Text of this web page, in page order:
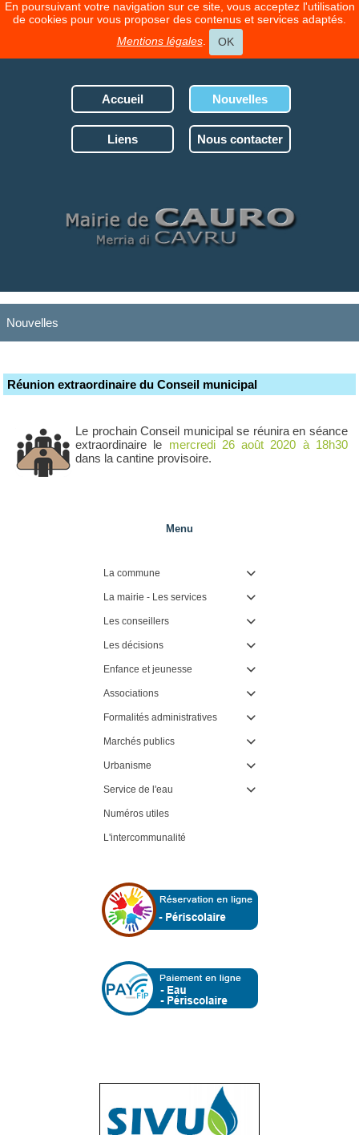
En poursuivant votre navigation sur ce site, vous acceptez l'utilisation
de cookies pour vous proposer des contenus et services adaptés.
Mentions légales. OK
Accueil Nouvelles
Liens Nous contacter
Nouvelles
Réunion extraordinaire du Conseil municipal
Le prochain Conseil municipal se réunira en séance
extraordinaire le mercredi 26 août 2020 à 18h30
dans la cantine provisoire.
Menu
La commune 
La mairie - Les services 
Les conseillers 
Les décisions 
Enfance et jeunesse 
Associations 
Formalités administratives 
Marchés publics 
Urbanisme 
Service de l'eau 
Numéros utiles
L'intercommunalité